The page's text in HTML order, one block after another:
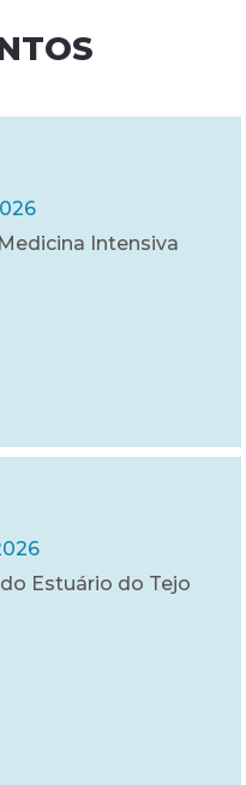
Intensiva
Estuário do Tejo